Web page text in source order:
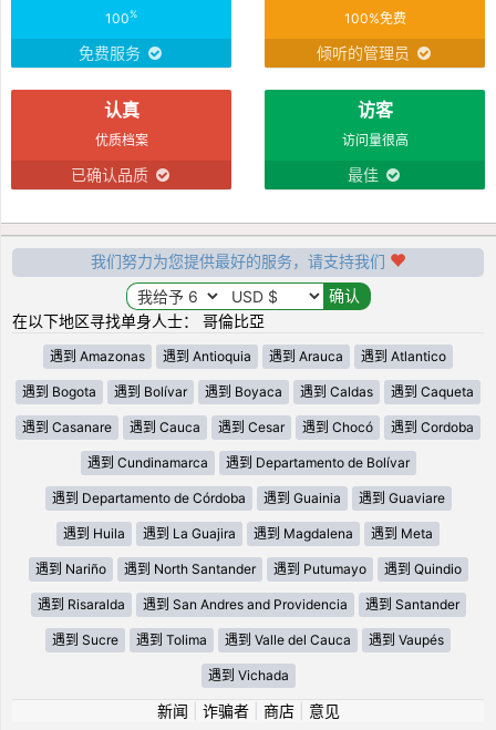
100%
免费服务
100%免费
倾听的管理员
认真
优质档案
已确认品质
访客
访问量很高
最佳
我们努力为您提供最好的服务，请支持我们
在以下地区寻找单身人士： 哥倫比亞
遇到 Amazonas 遇到 Antioquia 遇到 Arauca 遇到 Atlantico
遇到 Bogota 遇到 Bolívar 遇到 Boyaca 遇到 Caldas 遇到 Caqueta
遇到 Casanare 遇到 Cauca 遇到 Cesar 遇到 Chocó 遇到 Cordoba
遇到 Cundinamarca 遇到 Departamento de Bolívar
遇到 Departamento de Córdoba 遇到 Guainia 遇到 Guaviare
遇到 Huila 遇到 La Guajira 遇到 Magdalena 遇到 Meta
遇到 Nariño 遇到 North Santander 遇到 Putumayo 遇到 Quindio
遇到 Risaralda 遇到 San Andres and Providencia 遇到 Santander
遇到 Sucre 遇到 Tolima 遇到 Valle del Cauca 遇到 Vaupés
遇到 Vichada
新闻 诈骗者| 商店| 意见